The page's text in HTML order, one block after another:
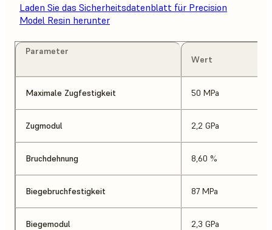
Laden Sie das Sicherheitsdatenblatt für Precision
Model Resin herunter
Parameter
Wert
Maximale Zugfestigkeit 50 MPa
Zugmodul 2,2 GPa
Bruchdehnung 8,60 %
Biegebruchfestigkeit 87 MPa
Biegemodul 2,3 GPa